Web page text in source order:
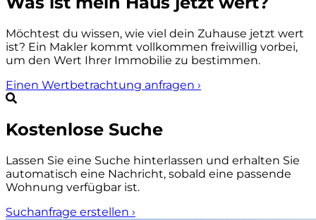
Möchtest du wissen, wie viel dein Zuhause jetzt wert
ist? Ein Makler kommt vollkommen freiwillig vorbei,
um den Wert Ihrer Immobilie zu bestimmen.
Einen Wertbetrachtung anfragen ›
Kostenlose Suche
Lassen Sie eine Suche hinterlassen und erhalten Sie
automatisch eine Nachricht, sobald eine passende
Wohnung verfügbar ist.
Suchanfrage erstellen ›